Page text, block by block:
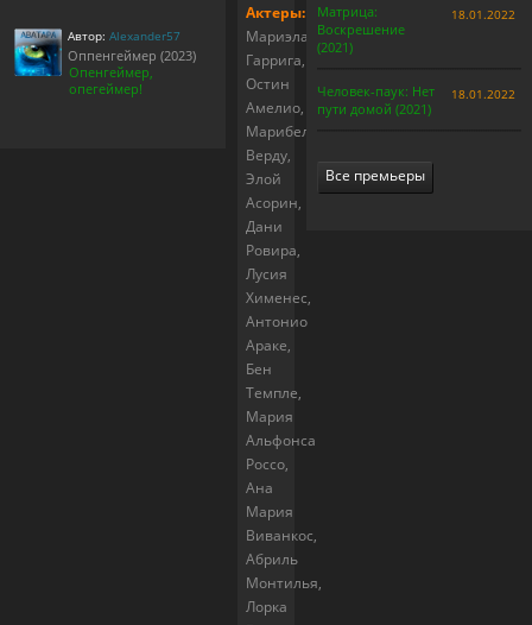
Актеры:
Мариэла
Гаррига,
Остин
Амелио,
Марибель
Верду,
Элой
Асорин,
Дани
Ровира,
Лусия
Хименес,
Антонио
Араке,
Бен
Темпле,
Мария
Альфонса
Россо,
Ана
Мария
Виванкос,
Абриль
Монтилья,
Лорка
Автор: Alexander57
Оппенгеймер (2023)
Опенгеймер,
опегеймер!
Матрица:
Воскрешение
(2021)
18.01.2022
Человек-паук: Нет
пути домой (2021)
18.01.2022
Все премьеры